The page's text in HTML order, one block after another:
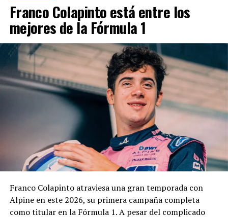
Franco Colapinto está entre los
mejores de la Fórmula 1
Franco Colapinto atraviesa una gran temporada con
Alpine en este 2026, su primera campaña completa
como titular en la Fórmula 1. A pesar del complicado